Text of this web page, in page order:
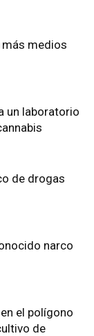
medios
un laboratorio
de drogas
narco
el polígono
de